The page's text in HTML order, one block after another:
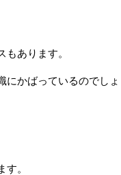
あります。
かばっているのでしょ
。